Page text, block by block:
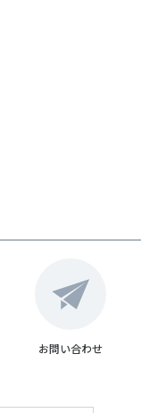
お問い合わせ